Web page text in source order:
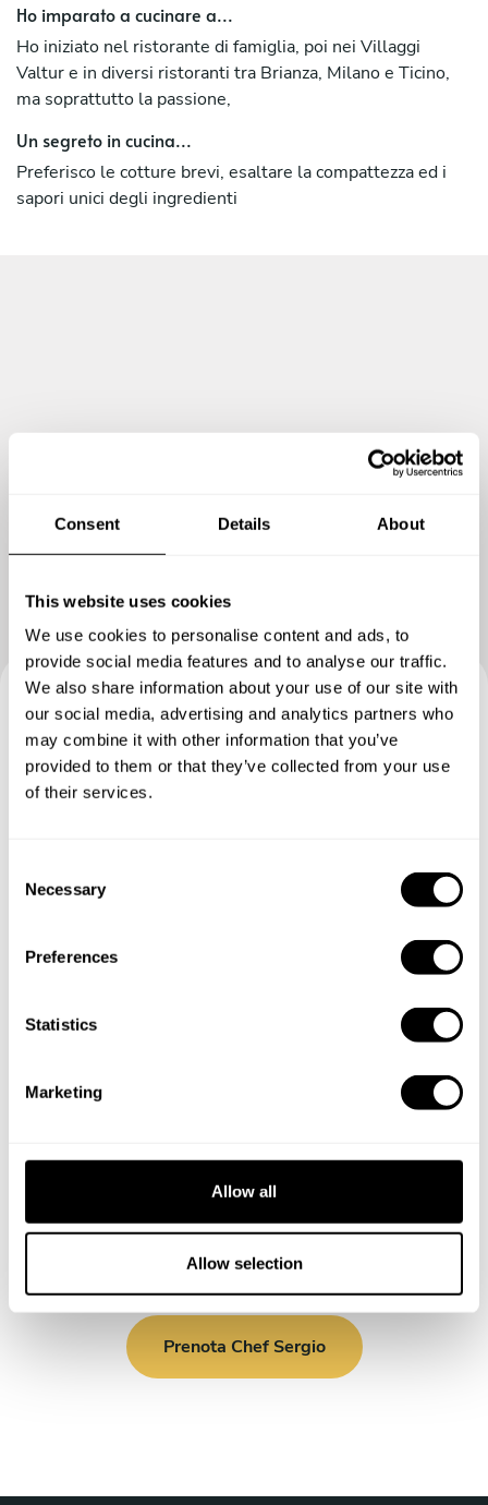
Consent Details About
This website uses cookies
We use cookies to personalise content and ads, to
provide social media features and to analyse our traffic.
We also share information about your use of our site with
our social media, advertising and analytics partners who
may combine it with other information that you’ve
provided to them or that they’ve collected from your use
of their services.
Necessary
Preferences
Statistics
Marketing
Allow all
Allow selection
Ho imparato a cucinare a...
Ho iniziato nel ristorante di famiglia, poi nei Villaggi
Valtur e in diversi ristoranti tra Brianza, Milano e Ticino,
ma soprattutto la passione,
Un segreto in cucina...
Preferisco le cotture brevi, esaltare la compattezza ed i
sapori unici degli ingredienti
Prenotate la vostra esperienza
con Sergio
Prenota Chef Sergio